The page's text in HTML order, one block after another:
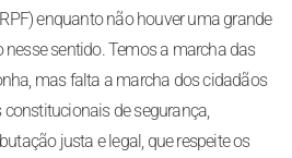
enquanto não houver uma grande
sentido. Temos a marcha das
mas falta a marcha dos cidadãos
de segurança,
justa e legal, que respeite os